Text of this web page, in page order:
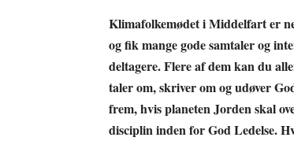
Klimafolkemødet i Middelfart er
og fik mange gode samtaler og
deltagere. Flere af dem kan du
taler om, skriver om og udøver
frem, hvis planeten Jorden skal
disciplin inden for God Ledelse.